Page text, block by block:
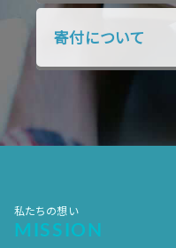
2018年4月 2018
2018年1月 2017年
2017年10月 2017
2017年4月
寄付について
私たちの想い
MISSION